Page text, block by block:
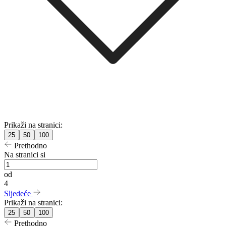
Prikaži na stranici:
25 50 100
Prethodno
Na stranici si
od
4
Sljedeće
Prikaži na stranici:
25 50 100
Prethodno